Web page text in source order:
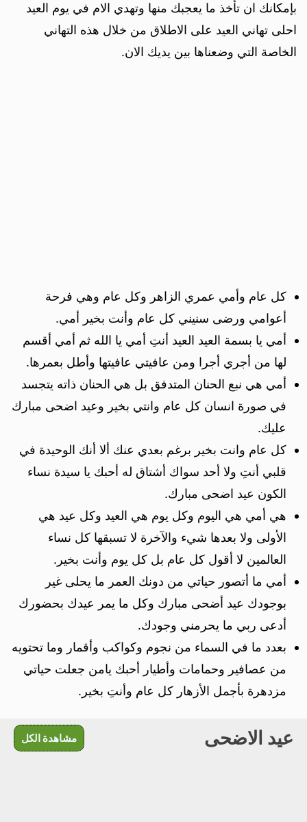
بإمكانك ان تأخذ ما يعجبك منها وتهدي الام في يوم العيد
احلى تهاني العيد على الاطلاق من خلال هذه التهاني
الخاصة التي وضعناها بين يديك الان.
كل عام وأمي عمري الزاهر وكل عام وهي فرحة
أعوامي ورضى سنيني كل عام وأنت بخير أمي.
أمي يا بسمة العيد العيد أنتِ أمي يا الله ثم أمي أقسم
لها من أجري أجرا ومن عافيتي عافيتها وأطل بعمرها.
أمي هي نبع الحنان المتدفق بل هي الحنان ذاته يتجسد
في صورة انسان كل عام وانتي بخير وعيد اضحى مبارك
عليك.
كل عام وانت بخير برغم بعدي عنك ألا أنك الوحيدة في
قلبي أنتِ ولا أحد سواك أشتاق له أحبك يا سيدة نساء
الكون عيد اضحى مبارك.
هي أمي هي اليوم وكل يوم هي العيد وكل عيد هي
الأولى ولا بعدها شيء والآخرة لا تسبقها كل نساء
العالمين لا أقول كل عام بل كل يوم وأنت بخير.
أمي ما أتصور حياتي من دونك العمر ما يحلى غير
بوجودك عيد أضحى مبارك وكل ما يمر عيدك بحضورك
أدعى ربي ما يحرمني وجودك.
بعدد ما في السماء من نجوم وكواكب وأقمار وما تحتويه
من عصافير وحمامات وأطيار أحبك يامن جعلت حياتي
مزدهرة بأجمل الأزهار كل عام وأنتِ بخير.
عيد الاضحى مشاهدة الكل